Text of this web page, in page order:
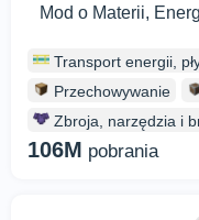
Mod o Materii,
Transport energii,
Przechowywanie
Zbroja, narzędzia i
106M pobrania